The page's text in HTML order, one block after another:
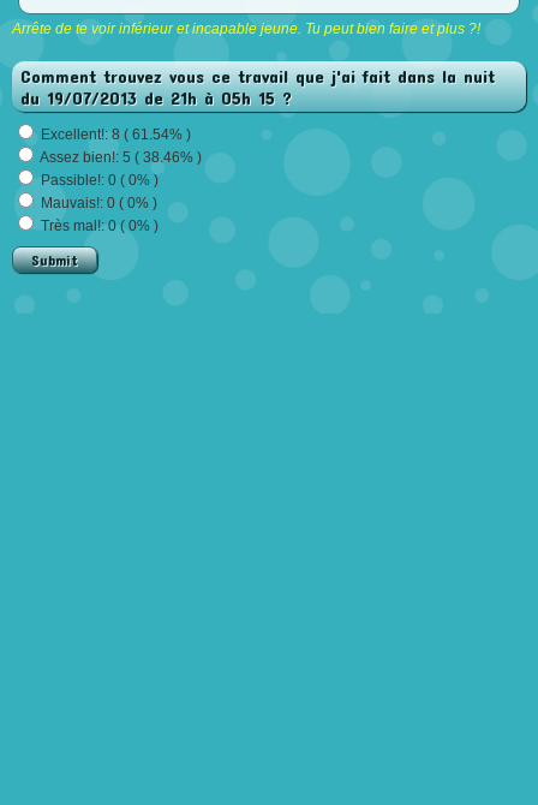
Arrête de te voir inférieur et incapable jeune. Tu peut bien faire et plus ?!
Comment trouvez vous ce travail que j'ai fait dans la nuit
du 19/07/2013 de 21h à 05h 15 ?
Excellent!: 8 ( 61.54% )
Assez bien!: 5 ( 38.46% )
Passible!: 0 ( 0% )
Mauvais!: 0 ( 0% )
Très mal!: 0 ( 0% )